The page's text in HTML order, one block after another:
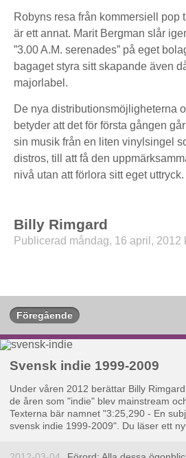
Robyns resa från kommersiell pop
är ett annat. Marit Bergman slår
”3.00 A.M. serenades” på eget
bagaget styra sitt skapande även
majorlabel.
De nya distributionsmöjligheterna
betyder att det för första gången
sin musik från en liten vinylsingel
distros, till att få den
nivå utan att förlora sitt eget uttryck.
Billy Rimgard
Publicerad måndag, 16 april, 2012
Föregående
Svensk indie 1999-2009
Under våren 2012 berättar Billy
de åren som "indie" blev mainstream
Texterna bär namnet "3:25,290 - En
svensk indie 1999-2009". Du läser ett